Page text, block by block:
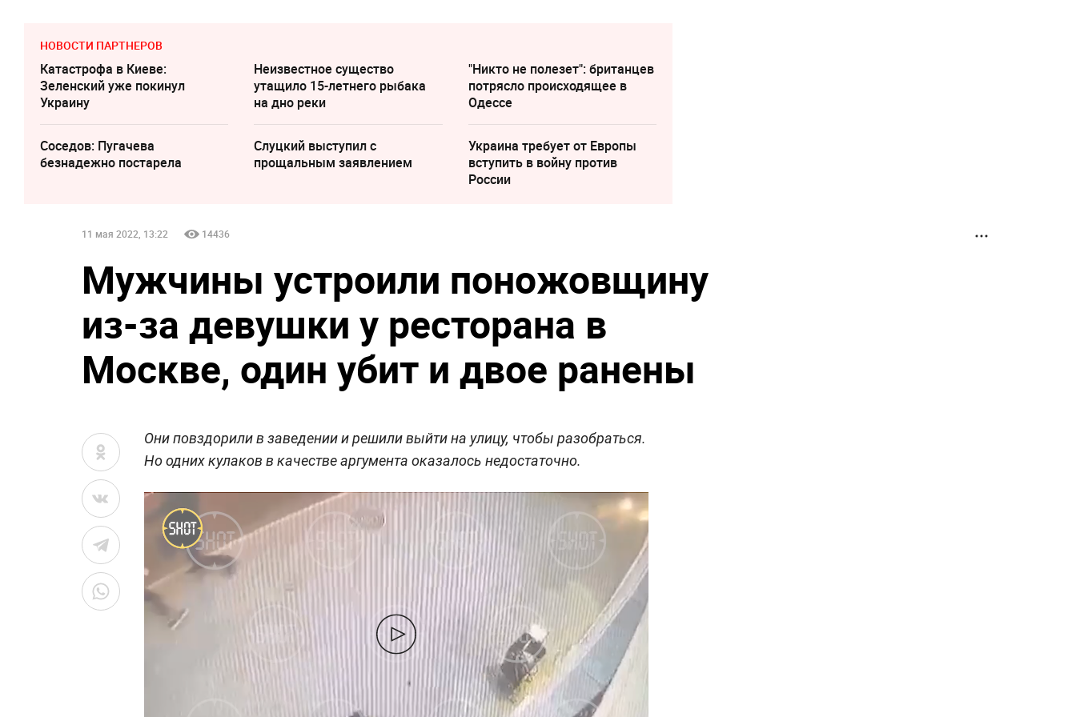
НОВОСТИ ПАРТНЕРОВ
Катастрофа в Киеве:
Зеленский уже покинул
Украину
Неизвестное существо
утащило 15-летнего рыбака
на дно реки
"Никто не полезет": британцев
потрясло происходящее в
Одессе
Соседов: Пугачева
безнадежно постарела
Слуцкий выступил с
прощальным заявлением
Украина требует от Европы
вступить в войну против
России
11 мая 2022, 13:22 14436
Мужчины устроили поножовщину
из-за девушки у ресторана в
Москве, один убит и двое ранены
Они повздорили в заведении и решили выйти на улицу, чтобы разобраться.
Но одних кулаков в качестве аргумента оказалось недостаточно.